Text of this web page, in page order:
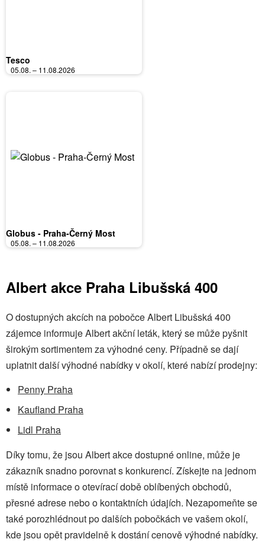
Tesco
05.08. – 11.08.2026
Globus - Praha-Černý Most
05.08. – 11.08.2026
Albert akce Praha Libušská 400
O dostupných akcích na pobočce Albert Libušská 400
zájemce informuje Albert akční leták, který se může pyšnit
širokým sortimentem za výhodné ceny. Případně se dají
uplatnit další výhodné nabídky v okolí, které nabízí prodejny:
Penny Praha
Kaufland Praha
Lidl Praha
Díky tomu, že jsou Albert akce dostupné online, může je
zákazník snadno porovnat s konkurencí. Získejte na jednom
místě informace o otevírací době oblíbených obchodů,
přesné adrese nebo o kontaktních údajích. Nezapomeňte se
také porozhlédnout po dalších pobočkách ve vašem okolí,
kde jsou opět pravidelně k dostání cenově výhodné nabídky.